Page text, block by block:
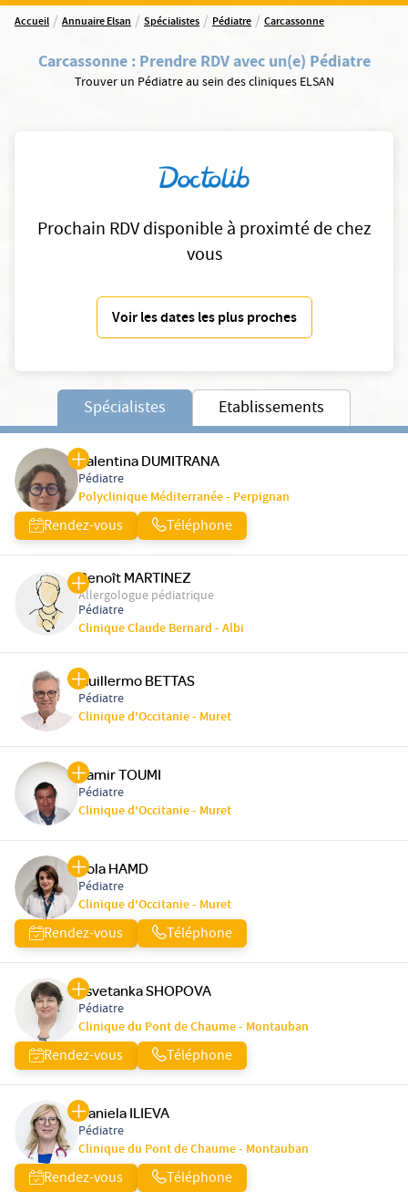
Accueil / Annuaire Elsan / Spécialistes / Pédiatre / Carcassonne
Carcassonne: Prendre RDV avec un(e) Pédiatre
Trouver un Pédiatre au sein des cliniques ELSAN
Prochain RDV disponible à proximté de chez
vous
Voir les dates les plus proches
Spécialistes Etablissements
Valentina DUMITRANA
Pédiatre
Polyclinique Méditerranée - Perpignan
Rendez-vous Téléphone
Benoît MARTINEZ
Allergologue pédiatrique
Pédiatre
Clinique Claude Bernard - Albi
Guillermo BETTAS
Pédiatre
Clinique d'Occitanie - Muret
Samir TOUMI
Pédiatre
Clinique d'Occitanie - Muret
Rola HAMD
Pédiatre
Clinique d'Occitanie - Muret
Rendez-vous Téléphone
Tsvetanka SHOPOVA
Pédiatre
Clinique du Pont de Chaume - Montauban
Rendez-vous Téléphone
Daniela ILIEVA
Pédiatre
Clinique du Pont de Chaume - Montauban
Rendez-vous Téléphone